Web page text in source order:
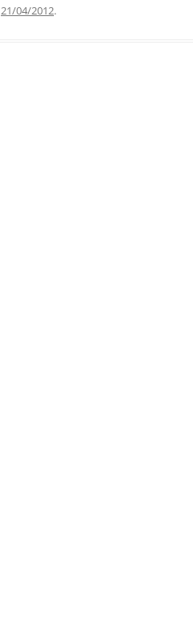
21/04/2012.